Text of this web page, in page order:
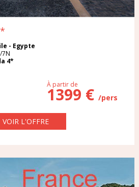
- Egypte
7N
4*
À partir de
1399 €/pers
VOIR L'OFFRE